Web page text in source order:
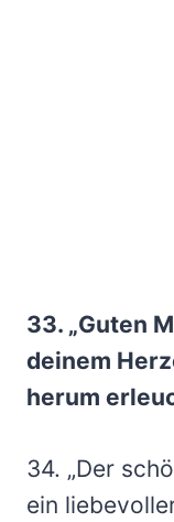
33. „Guten
deinem
herum
34. „Der
ein